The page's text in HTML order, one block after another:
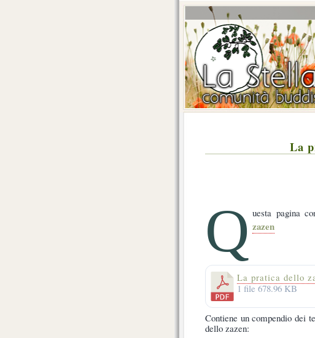
La
Q uesta pagina
zazen
La pratica dello
1 file678.96 KB
Contiene un compendio dei
dello zazen: